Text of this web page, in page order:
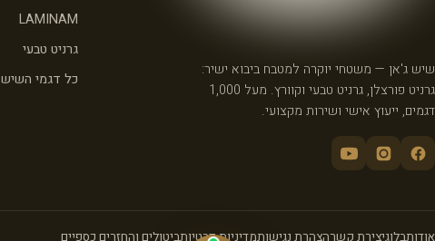
שיש ג'אן — משטחי יוקרה למטבח ביבוא ישיר:
גרניט פורצלן, גרניט טבעי וקוורץ. מעל 1,000
דגמים, ייעוץ אישי ושירות מקצועי.
LAMINAM
גרניט טבעי
כל דגמי השיש
אודותבלוגיצירת קשרהצהרת נגישותמדיניות פרטיותביטולים והחזרים כספיים